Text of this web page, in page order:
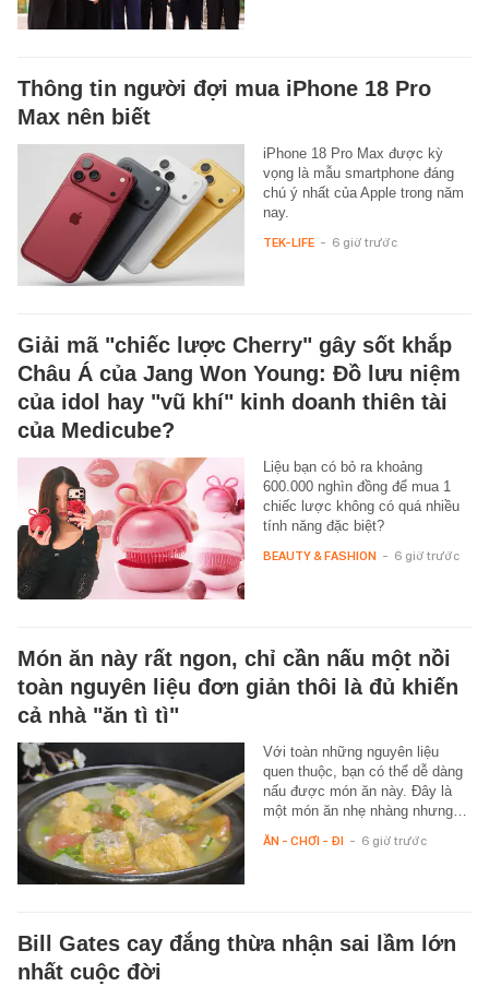
Thông tin người đợi mua iPhone 18 Pro
Max nên biết
iPhone 18 Pro Max được kỳ
vọng là mẫu smartphone đáng
chú ý nhất của Apple trong năm
nay.
TEK-LIFE - 6 giờ trước
Giải mã "chiếc lược Cherry" gây sốt khắp
Châu Á của Jang Won Young: Đồ lưu niệm
của idol hay "vũ khí" kinh doanh thiên tài
của Medicube?
Liệu bạn có bỏ ra khoảng
600.000 nghìn đồng để mua 1
chiếc lược không có quá nhiều
tính năng đặc biệt?
BEAUTY & FASHION - 6 giờ trước
Món ăn này rất ngon, chỉ cần nấu một nồi
toàn nguyên liệu đơn giản thôi là đủ khiến
cả nhà "ăn tì tì"
Với toàn những nguyên liệu
quen thuộc, bạn có thể dễ dàng
nấu được món ăn này. Đây là
một món ăn nhẹ nhàng nhưng…
ĂN - CHƠI - ĐI - 6 giờ trước
Bill Gates cay đắng thừa nhận sai lầm lớn
nhất cuộc đời